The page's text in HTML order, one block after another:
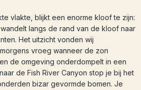
vlakte, blijkt een enorme kloof te zijn:
langs de rand van de kloof naar
Het uitzicht vonden wij
vroeg wanneer de zon
de omgeving onderdompelt in een
de Fish River Canyon stop je bij het
bizar gevormde bomen. Je